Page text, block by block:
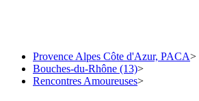
Provence Alpes Côte d'Azur, PACA>
Bouches-du-Rhône (13)>
Rencontres Amoureuses>